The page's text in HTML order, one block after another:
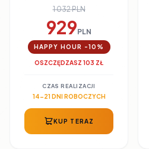
1 032 PLN
929PLN
HAPPY HOUR -10%
OSZCZĘDZASZ 103 ZŁ
CZAS REALIZACJI
14-21 DNI ROBOCZYCH
KUP TERAZ